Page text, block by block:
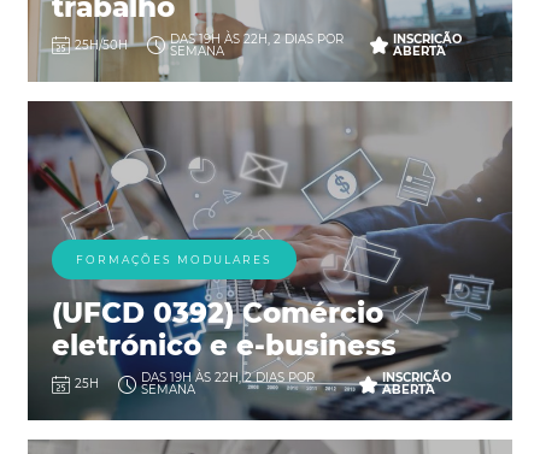
trabalho
25H/50H DAS 19H ÀS 22H, 2 DIAS POR
SEMANA
INSCRIÇÃO
ABERTA
FORMAÇÕES MODULARES
(UFCD 0392) Comércio
eletrónico e e-business
25H DAS 19H ÀS 22H, 2 DIAS POR
SEMANA
INSCRIÇÃO
ABERTA